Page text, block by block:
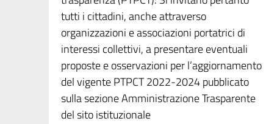
tutti i cittadini, anche attraverso
organizzazioni e associazioni portatrici di
interessi collettivi, a presentare eventuali
proposte e osservazioni per l’aggiornamento
del vigente PTPCT 2022-2024 pubblicato
sulla sezione Amministrazione Trasparente
del sito istituzionale